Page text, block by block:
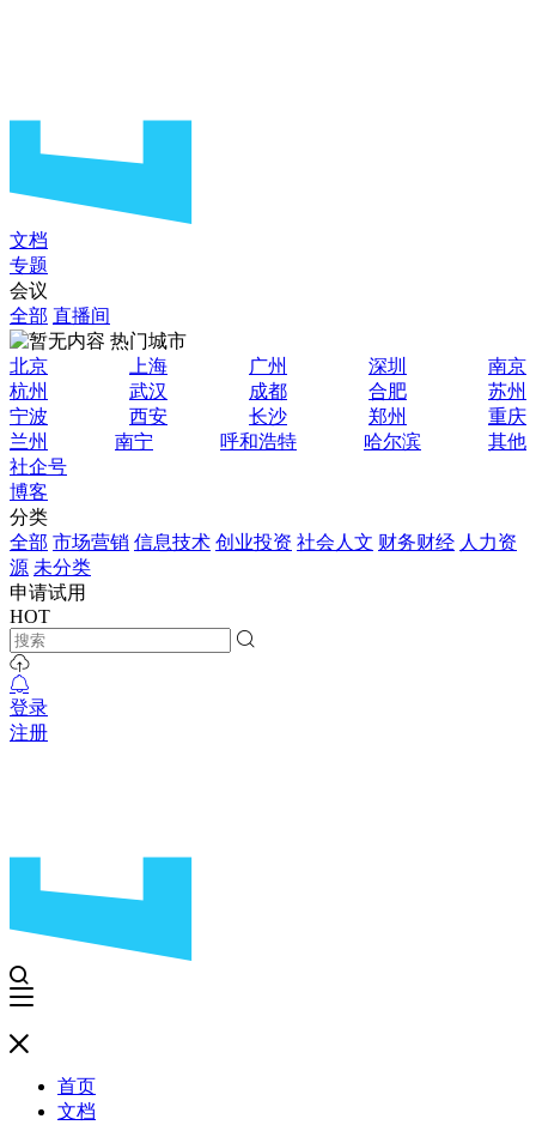
文档
专题
会议
全部 直播间
热门城市
北京
上海 广州 深圳
南京
杭州
武汉 成都 合肥
苏州
宁波
西安 长沙 郑州
重庆
兰州
南宁 呼和浩特 哈尔滨
其他
社企号
博客
分类
全部 市场营销 信息技术 创业投资 社会人文 财务财经 人力资
源 未分类
申请试用
HOT
登录
注册
首页
文档